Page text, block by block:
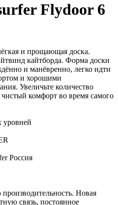
Flydoor 6
и прощающая доска.
кайтборда. Форма доски
и манёвренно, легко идти
и хорошими
Увеличьте количество
комфорт во время самого
уровней
Россия
Новая
связь, постоянное